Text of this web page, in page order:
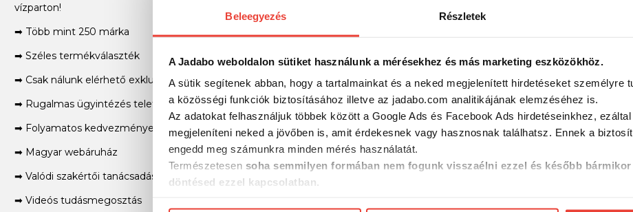
Beleegyezés Részletek
A Jadabo weboldalon sütiket használunk a mérésekhez és más marketing eszközökhöz.
A sütik segítenek abban, hogy a tartalmainkat és a neked megjelenített hirdetéseket személyre
a közösségi funkciók biztosításához illetve az jadabo.com analitikájának elemzéséhez is.
Az adatokat felhasználjuk többek között a Google Ads és Facebook Ads hirdetéseinkhez,
megjeleníteni neked a jövőben is, amit érdekesnek vagy hasznosnak találhatsz. Ennek a
engedd meg számunkra minden mérés használatát.
Természetesen soha semmilyen formában nem fogunk visszaélni ezzel és később
döntésed ezzel kapcsolatban.
vízparton!
➡ Több mint 250 márka
➡ Széles termékválaszték
➡ Csak nálunk elérhető exkluzív termékek
➡ Rugalmas ügyintézés telefonon is
➡ Folyamatos kedvezmények, akciók
➡ Magyar webáruház
➡ Valódi szakértői tanácsadás világbajnok horgászoktól
➡ Videós tudásmegosztás